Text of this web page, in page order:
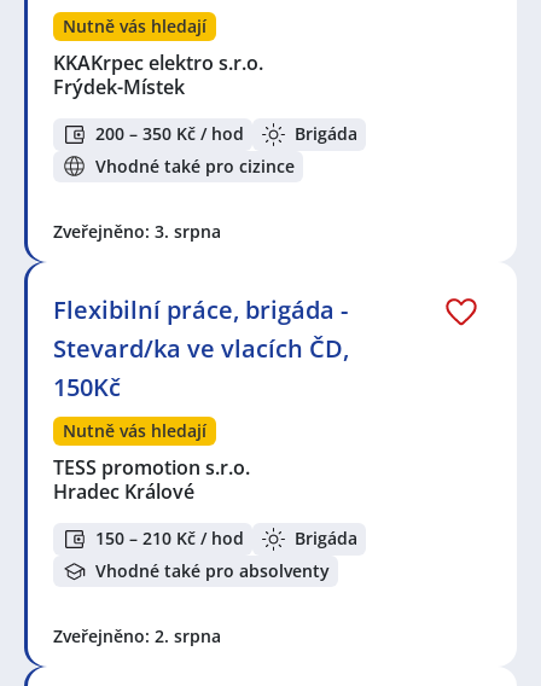
Nutně vás hledají
KKAKrpec elektro s.r.o.
Frýdek-Místek
200 – 350 Kč / hod
Brigáda
Vhodné také pro cizince
Zveřejněno: 3. srpna
Flexibilní práce, brigáda -
Stevard/ka ve vlacích ČD,
150Kč
Nutně vás hledají
TESS promotion s.r.o.
Hradec Králové
150 – 210 Kč / hod
Brigáda
Vhodné také pro absolventy
Zveřejněno: 2. srpna